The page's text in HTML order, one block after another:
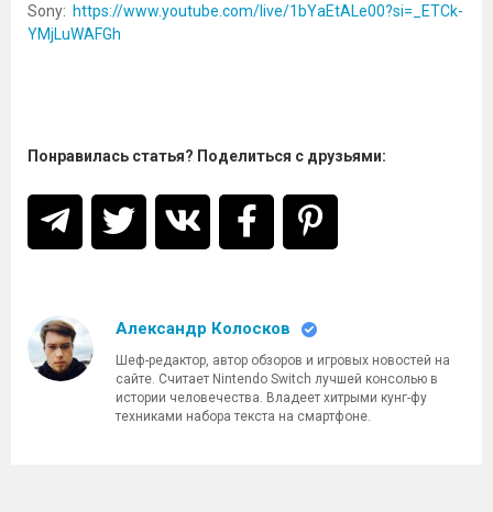
Sony: https://www.youtube.com/live/1bYaEtALe00?si=_ETCk-
YMjLuWAFGh
Понравилась статья? Поделиться с друзьями:
Александр Колосков
Шеф-редактор, автор обзоров и игровых новостей на
сайте. Считает Nintendo Switch лучшей консолью в
истории человечества. Владеет хитрыми кунг-фу
техниками набора текста на смартфоне.